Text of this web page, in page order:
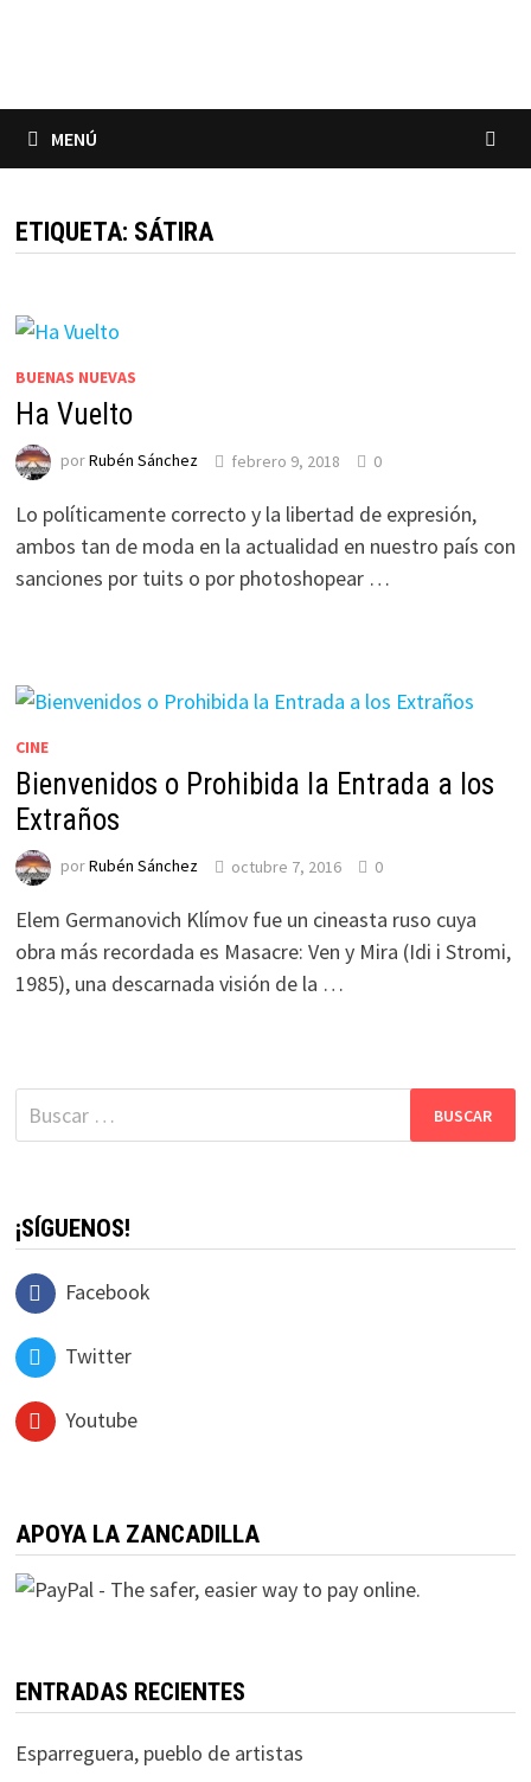
MENÚ
ETIQUETA: SÁTIRA
BUENAS NUEVAS
Ha Vuelto
porRubén Sánchez febrero 9, 2018 0
Lo políticamente correcto y la libertad de expresión,
ambos tan de moda en la actualidad en nuestro país con
sanciones por tuits o por photoshopear …
CINE
Bienvenidos o Prohibida la Entrada a los
Extraños
porRubén Sánchez octubre 7, 2016 0
Elem Germanovich Klímov fue un cineasta ruso cuya
obra más recordada es Masacre: Ven y Mira (Idi i Stromi,
1985), una descarnada visión de la …
Buscar:
¡SÍGUENOS!
Facebook
Twitter
Youtube
APOYA LA ZANCADILLA
ENTRADAS RECIENTES
Esparreguera, pueblo de artistas